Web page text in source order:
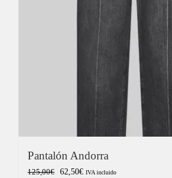
Pantalón Andorra
125,00€ El
62,50€ElIVA incluido